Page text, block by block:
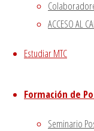
ACCESO AL
Estudiar MTC
Formación de
Seminario